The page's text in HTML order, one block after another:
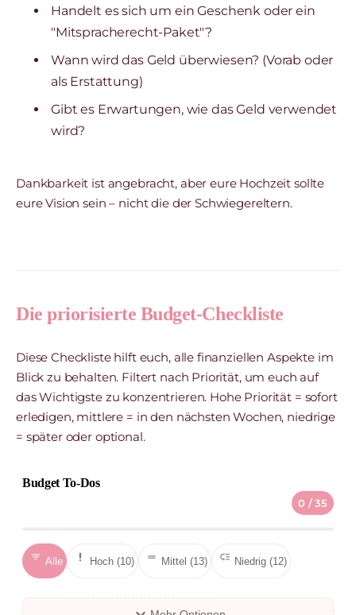
Handelt es sich um ein Geschenk oder ein
"Mitspracherecht-Paket"?
Wann wird das Geld überwiesen? (Vorab oder
als Erstattung)
Gibt es Erwartungen, wie das Geld verwendet
wird?
Dankbarkeit ist angebracht, aber eure Hochzeit sollte
eure Vision sein – nicht die der Schwiegereltern.
Die priorisierte Budget-Checkliste
Diese Checkliste hilft euch, alle finanziellen Aspekte im
Blick zu behalten. Filtert nach Priorität, um euch auf
das Wichtigste zu konzentrieren. Hohe Priorität = sofort
erledigen, mittlere = in den nächsten Wochen, niedrige
= später oder optional.
Budget To-Dos
0 / 35
filter_list Alle priority_high Hoch (10) drag_handle Mittel (13) low_priority Niedrig (12)